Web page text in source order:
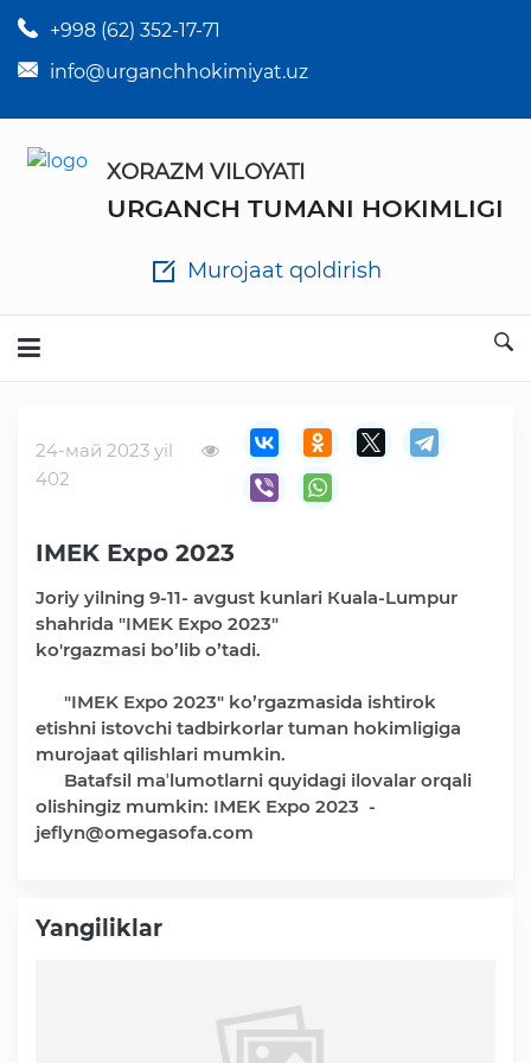
+998 (62) 352-17-71
info@urganchhokimiyat.uz
XORAZM VILOYATI
URGANCH TUMANI HOKIMLIGI
Murojaat qoldirish
Tuman hokim qarorlari
Tuman hokimi farmoyishlari
Tuman hokimligi ish yuritish yo'riqnomasi
Analitik hisobot va tahlillar
Faoliyat
Statistik va tahliliy axborotlar
Davlat dasturi ijrosi
24-май 2023 yil
402
IMEK Ехро 2023
Joriy yilning 9-11- avgust kunlari Кuаlа-Lumрur
shahrida "IMEK Ехро 2023"
ko'rgazmasi bo’lib o’tadi.
"IMEK Ехро 2023" ko’rgazmasida ishtirok
etishni istovchi tadbirkorlar tuman hokimligiga
murojaat qilishlari mumkin.
Batafsil maʼlumotlarni quyidagi ilovalar orqali
olishingiz mumkin: IMEK Ехро 2023 -
jeflyn@omegasofa.com
Yangiliklar